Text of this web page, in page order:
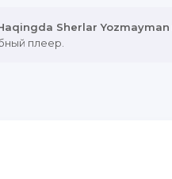
Sherlar Yozmayman
плеер.